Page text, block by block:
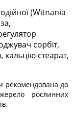
(Witnania
сорбіт,
кальцію стеарат,
рекомендована до
рослинних